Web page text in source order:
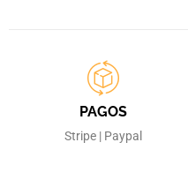
PAGOS
Stripe | Paypal